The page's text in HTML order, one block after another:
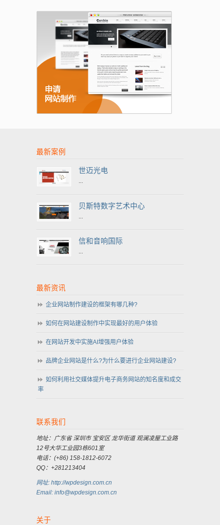
最新案例
世迈光电
贝斯特数字艺术中心
信和音响国际
最新资讯
企业网站制作建设的框架有哪几种?
如何在网站建设制作中实现最好的用户体验
在网站开发中实施AI增强用户体验
品牌企业网站是什么?为什么要进行企业网站建设?
如何利用社交媒体提升电子商务网站的知名度和成交
率
联系我们
地址：广东省 深圳市 宝安区 龙华街道 观澜凌屋工业路
12号大华工业园3栋601室
电话：(+86) 158-1812-6072
QQ：+281213404
网址: http://wpdesign.com.cn
Email: info@wpdesign.com.cn
关于